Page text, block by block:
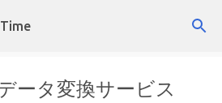
イン コンテンツに移動
ータ変換サービス